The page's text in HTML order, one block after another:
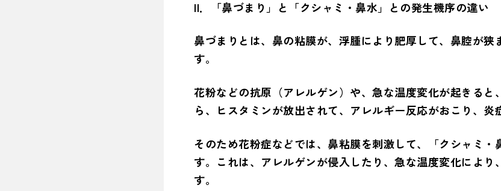
II．「鼻づまり」と「クシャミ・鼻水」との発生機序の違い
鼻づまりとは、鼻の粘膜が、浮腫により肥厚して、鼻腔が狭
す。
花粉などの抗原（アレルゲン）や、急な温度変化が起きると
ら、ヒスタミンが放出されて、アレルギー反応がおこり、炎
そのため花粉症などでは、鼻粘膜を刺激して、「クシャミ・
す。これは、アレルゲンが侵入したり、急な温度変化により
す。